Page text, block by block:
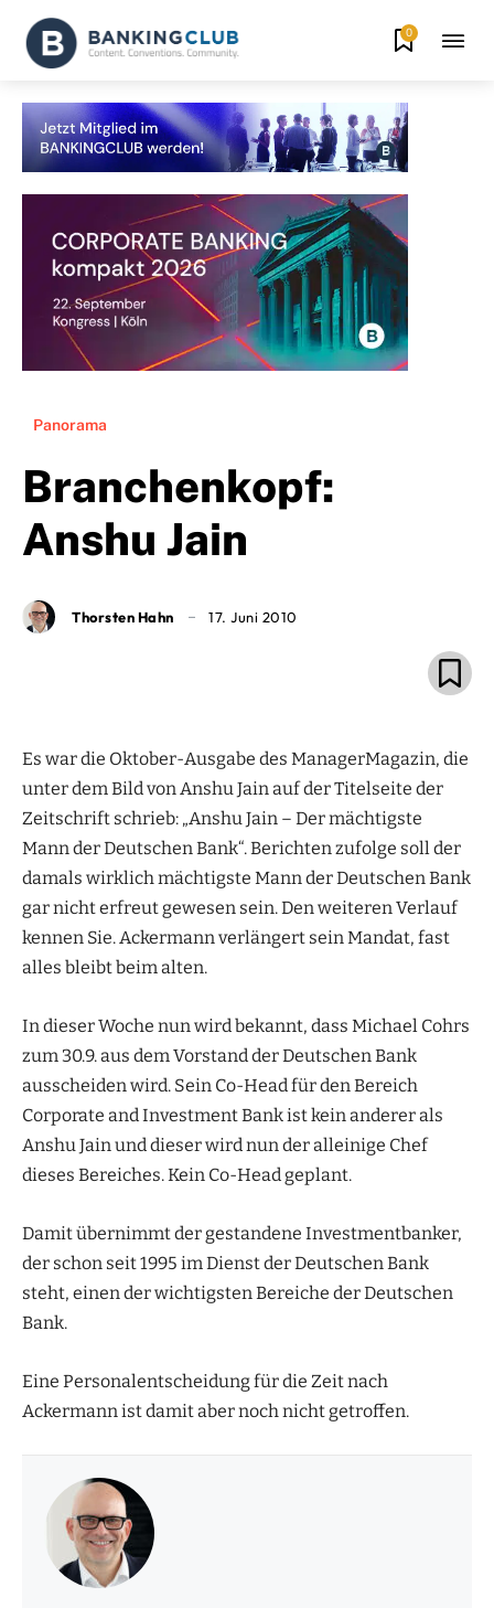
0
Panorama
Branchenkopf:
Anshu Jain
Thorsten Hahn 17. Juni 2010
Es war die Oktober-Ausgabe des ManagerMagazin, die
unter dem Bild von Anshu Jain auf der Titelseite der
Zeitschrift schrieb: „Anshu Jain – Der mächtigste
Mann der Deutschen Bank“. Berichten zufolge soll der
damals wirklich mächtigste Mann der Deutschen Bank
gar nicht erfreut gewesen sein. Den weiteren Verlauf
kennen Sie. Ackermann verlängert sein Mandat, fast
alles bleibt beim alten.
In dieser Woche nun wird bekannt, dass Michael Cohrs
zum 30.9. aus dem Vorstand der Deutschen Bank
ausscheiden wird. Sein Co-Head für den Bereich
Corporate and Investment Bank ist kein anderer als
Anshu Jain und dieser wird nun der alleinige Chef
dieses Bereiches. Kein Co-Head geplant.
Damit übernimmt der gestandene Investmentbanker,
der schon seit 1995 im Dienst der Deutschen Bank
steht, einen der wichtigsten Bereiche der Deutschen
Bank.
Eine Personalentscheidung für die Zeit nach
Ackermann ist damit aber noch nicht getroffen.